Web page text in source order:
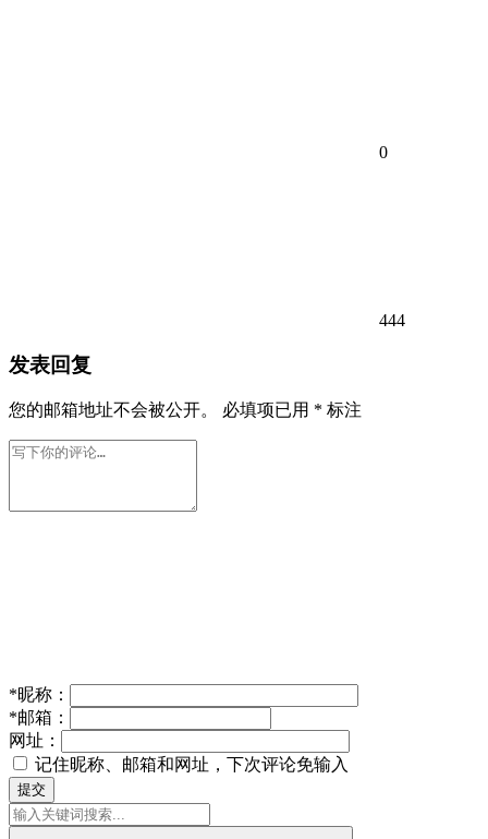
0
444
发表回复
您的邮箱地址不会被公开。 必填项已用 * 标注
*昵称：
*邮箱：
网址：
记住昵称、邮箱和网址，下次评论免输入
提交